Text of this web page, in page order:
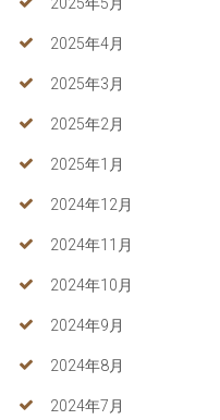
2025年4月
2025年3月
2025年2月
2025年1月
2024年12月
2024年11月
2024年10月
2024年9月
2024年8月
2024年7月